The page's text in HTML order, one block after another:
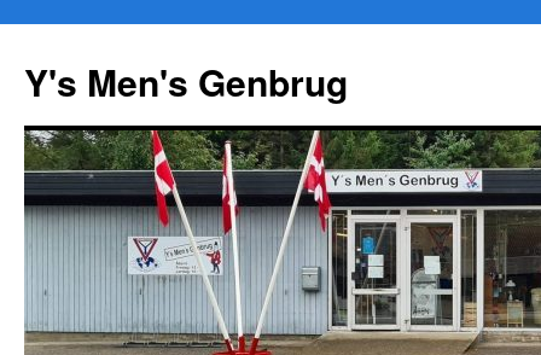
Y's Men's Genbrug